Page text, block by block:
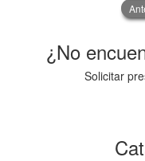
¿No
Solicitar